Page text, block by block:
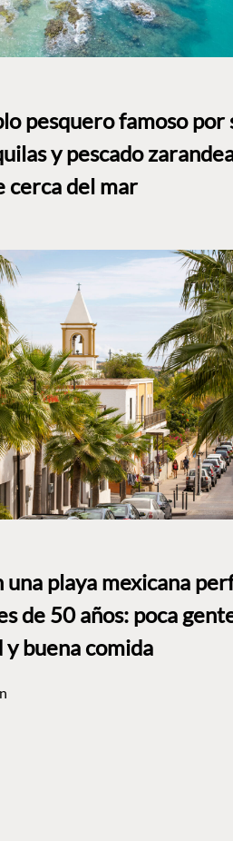
pesquero famoso por
y pescado
cerca del mar
una playa mexicana
de 50 años: poca
buena comida